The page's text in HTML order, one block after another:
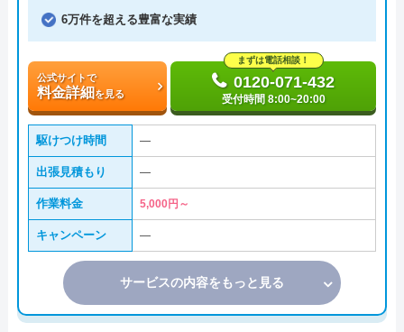
6万件を超える豊富な実績
公式サイトで
料金詳細を見る
まずは電話相談！
0120-071-432
受付時間 8:00~20:00
駆けつけ時間 ―
出張見積もり ―
作業料金 5,000円～
キャンペーン ―
サービスの内容をもっと見る